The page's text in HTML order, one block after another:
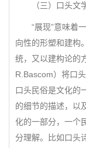
（三）口头文学
“展现”意味着一
向性的形塑和建构
统，又以建构论的
R.Bascom）将口
口头民俗是文化的
的细节的描述，以
化的一部分，一个
分理解。比如口头